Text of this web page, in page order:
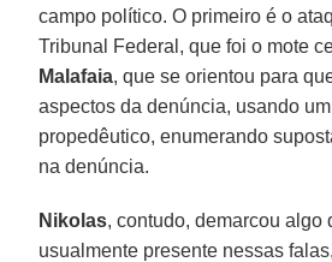
campo político. O primeiro é o
Tribunal Federal, que foi o mote
Malafaia, que se orientou para
aspectos da denúncia, usando
propedêutico, enumerando
na denúncia.
Nikolas, contudo, demarcou algo
usualmente presente nessas